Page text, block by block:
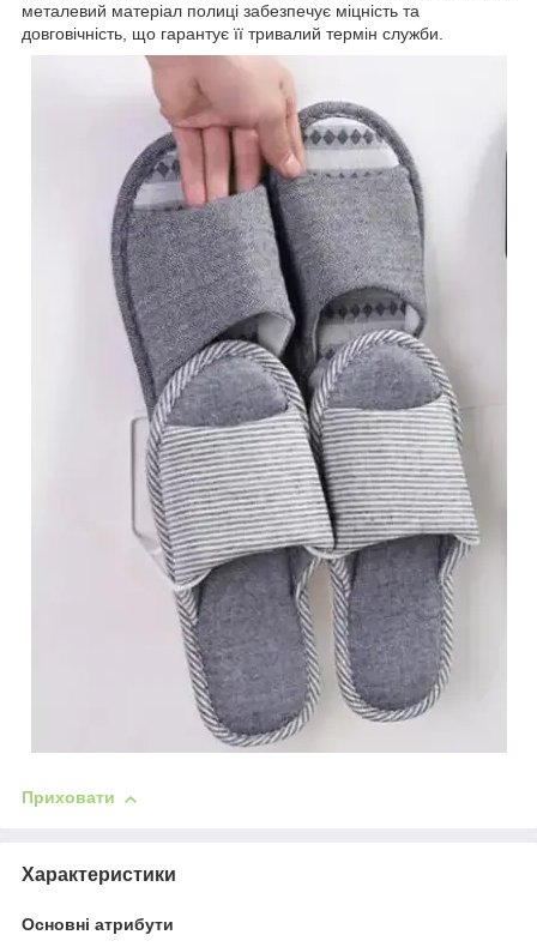
металевий матеріал полиці забезпечує міцність та
довговічність, що гарантує її тривалий термін служби.
Приховати
Характеристики
Основні атрибути